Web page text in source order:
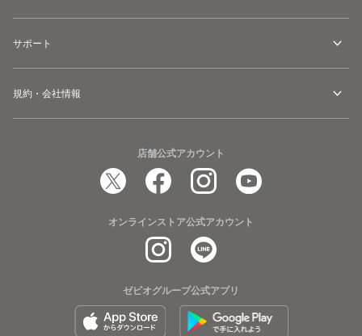
サポート
規約・会社情報
店舗公式アカウント
オンラインストア公式アカウント
ゼビオグループ公式アプリ